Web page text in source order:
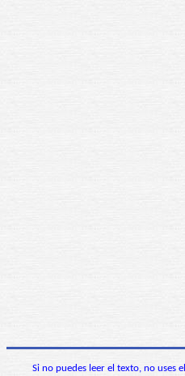
Si no puedes leer el texto, no uses